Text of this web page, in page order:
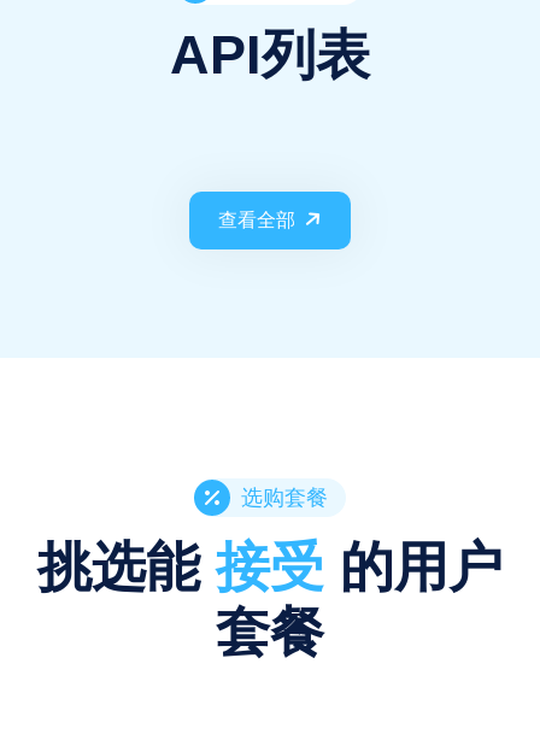
API列表
查看全部
选购套餐
挑选能接受 的用户
套餐